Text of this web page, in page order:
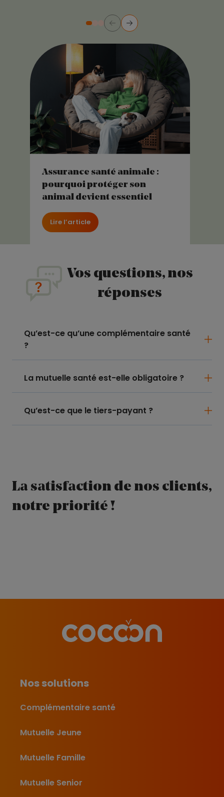
Diapositive numéro 1
Diapositive numéro 2
Diapositive numéro 3
Précédent
Suivant
Assurance santé animale :
pourquoi protéger son
animal devient essentiel
Lire l’article
Vos questions, nos
réponses
Qu’est-ce qu’une complémentaire santé
?
La mutuelle santé est-elle obligatoire ?
Qu’est-ce que le tiers-payant ?
La satisfaction de nos clients,
notre priorité !
Nos solutions
Complémentaire santé
Mutuelle Jeune
Mutuelle Famille
Mutuelle Senior